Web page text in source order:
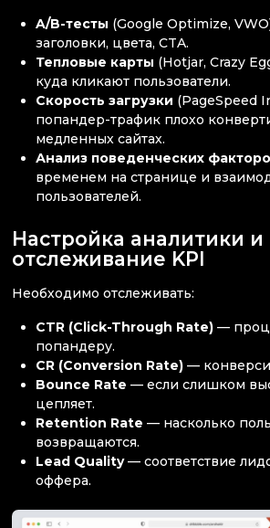
A/B-тесты (Google Optimize,
заголовки, цвета, CTA.
Тепловые карты (Hotjar, Crazy
куда кликают пользователи.
Скорость загрузки (PageSpeed
попандер-трафик плохо
медленных сайтах.
Анализ поведенческих
временем на странице и
пользователей.
Настройка аналитики и
отслеживание KPI
Необходимо отслеживать:
CTR (Click-Through Rate) —
попандеру.
CR (Conversion Rate) —
Bounce Rate — если слишком
цепляет.
Retention Rate — насколько
возвращаются.
Lead Quality— соответствие
оффера.